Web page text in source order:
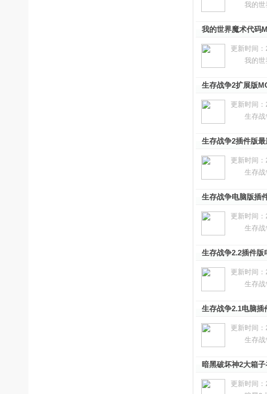
我的世界
我的世界魔术代码
更新时间
我的世界
生存战争2扩展版
更新时间
生存战争
生存战争2插件版
更新时间
生存战争
生存战争电脑版插
更新时间
生存战争
生存战争2.2插件版
更新时间
生存战争
生存战争2.1电脑插
更新时间
生存战争
暗黑破坏神2大箱
更新时间